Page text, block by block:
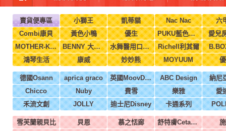
賣貨便專區 小獅王 凱蒂貓 Nac Nac
六
Combi康貝
黃色小鴨 優生 PUKU藍色企鵝
愛兒
MOTHER-K韓國
BENNY 大翔服裝 水舞醫用口罩(兒童，成人) Richell利其爾
鴻琴生活
康威 妙妙熊 MOYUUM
德國Osann aprica graco 英國MoovDesign ABC Design
納尼
Chicco
Nuby 費雪 樂雅
愛
禾流文創
JOLLY 迪士尼Disney 卡通系列
雪芙蘭親貝比 貝恩 慕之恬廊 舒特膚Cetaphil